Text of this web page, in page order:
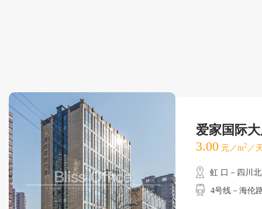
爱家国际
3.00 元／m2 ／
虹 口－四川
4号线－海伦路